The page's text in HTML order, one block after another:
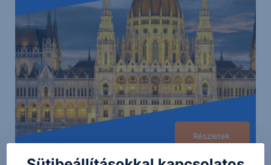
Részletek